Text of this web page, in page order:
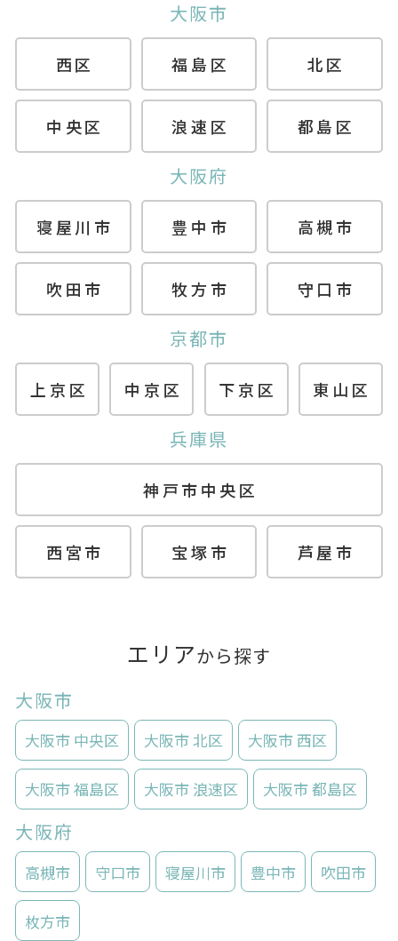
大阪市
西区 福島区 北区
中央区 浪速区 都島区
大阪府
寝屋川市 豊中市 高槻市
吹田市 牧方市 守口市
京都市
上京区 中京区 下京区 東山区
兵庫県
神戸市中央区
西宮市 宝塚市 芦屋市
エリアから探す
大阪市
大阪市 中央区 大阪市 北区 大阪市 西区
大阪市 福島区 大阪市 浪速区 大阪市 都島区
大阪府
高槻市 守口市 寝屋川市 豊中市 吹田市
枚方市